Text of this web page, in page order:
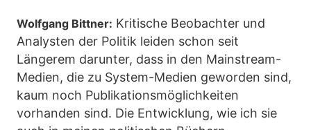
Wolfgang Bittner: Kritische Beobachter und
Analysten der Politik leiden schon seit
Längerem darunter, dass in den Mainstream-
Medien, die zu System-Medien geworden sind,
kaum noch Publikationsmöglichkeiten
vorhanden sind. Die Entwicklung, wie ich sie